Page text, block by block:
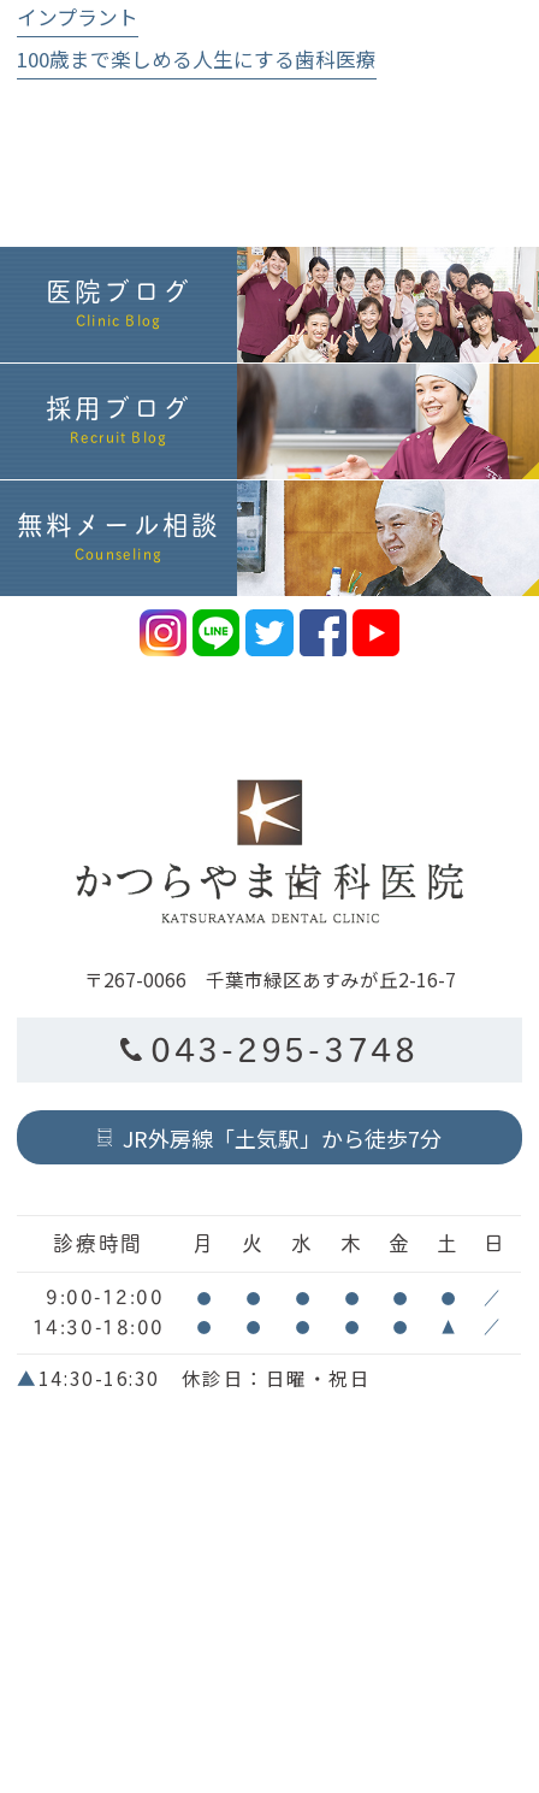
インプラント
100歳まで楽しめる人生にする歯科医療
医院ブログ
Clinic Blog
採用ブログ
Recruit Blog
無料メール相談
Counseling
〒267-0066 千葉市緑区あすみが丘2-16-7
043-295-3748
JR外房線「土気駅」から徒歩7分
診療時間 月 火 水 木 金 土 日
9:00-12:00 ● ● ● ● ● ● ／
14:30-18:00 ● ● ● ● ● ▲ ／
▲14:30-16:30 休診日：日曜・祝日